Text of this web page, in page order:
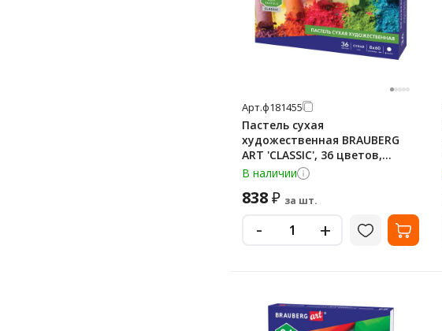
Арт.ф181455
Пастель сухая
художественная BRAUBERG
ART 'CLASSIC', 36 цветов,
круглое сечение, 181455
В наличии
838₽ за шт.
- +